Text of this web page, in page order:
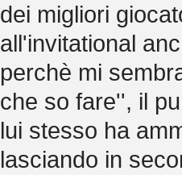
dei migliori
all'invitational
perchè mi
che so fare'', il
lui stesso ha
lasciando in